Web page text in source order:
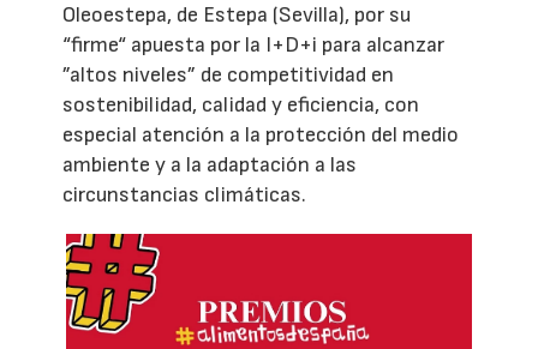
Oleoestepa, de Estepa (Sevilla), por su
“firme“ apuesta por la I+D+i para alcanzar
”altos niveles” de competitividad en
sostenibilidad, calidad y eficiencia, con
especial atención a la protección del medio
ambiente y a la adaptación a las
circunstancias climáticas.